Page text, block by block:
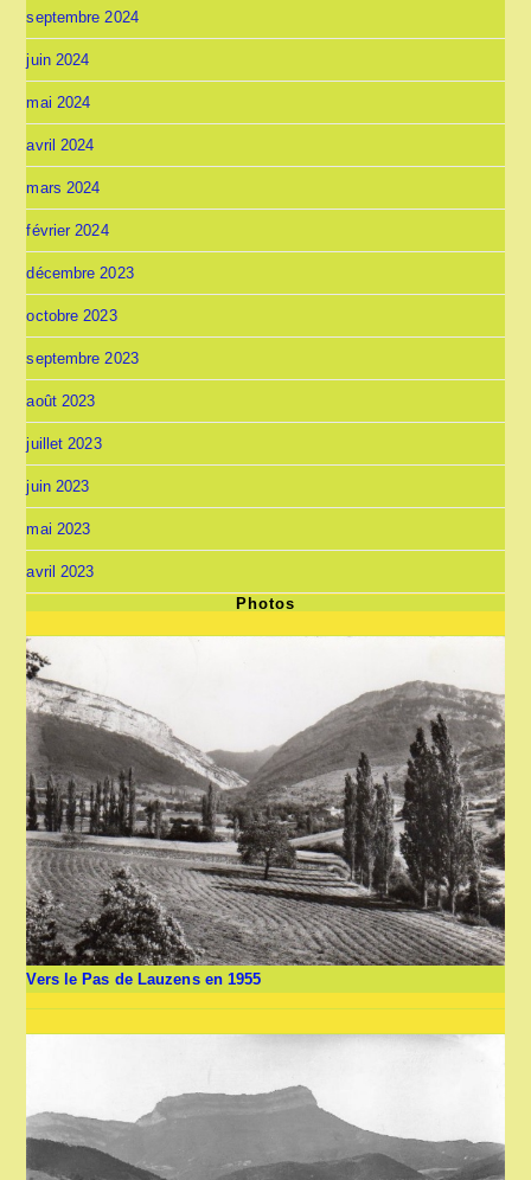
septembre 2024
juin 2024
mai 2024
avril 2024
mars 2024
février 2024
décembre 2023
octobre 2023
septembre 2023
août 2023
juillet 2023
juin 2023
mai 2023
avril 2023
Photos
Vers le Pas de Lauzens en 1955